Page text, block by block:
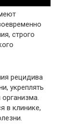
строго
рецидива
укреплять
в клинике,